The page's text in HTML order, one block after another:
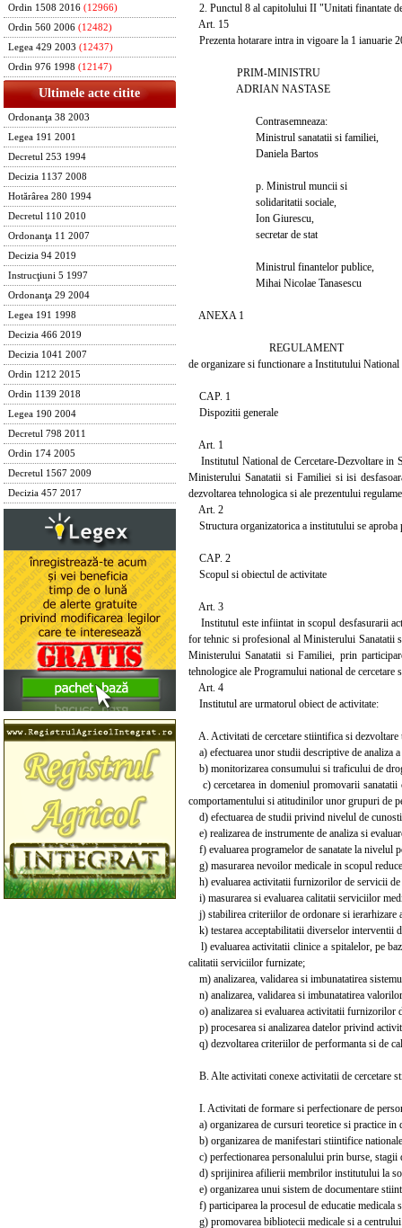
Ordin 1508 2016 (12966)
Ordin 560 2006 (12482)
Legea 429 2003 (12437)
Ordin 976 1998 (12147)
Ultimele acte citite
Ordonanţa 38 2003
Legea 191 2001
Decretul 253 1994
Decizia 1137 2008
Hotărârea 280 1994
Decretul 110 2010
Ordonanţa 11 2007
Decizia 94 2019
Instrucţiuni 5 1997
Ordonanţa 29 2004
Legea 191 1998
Decizia 466 2019
Decizia 1041 2007
Ordin 1212 2015
Ordin 1139 2018
Legea 190 2004
Decretul 798 2011
Ordin 174 2005
Decretul 1567 2009
Decizia 457 2017
2. Punctul 8 al capitolului II "Unitati finantate
Art. 15
Prezenta hotarare intra in vigoare la 1 ianuarie
PRIM-MINISTRU
ADRIAN NASTASE
Contrasemneaza:
Ministrul sanatatii si familiei,
Daniela Bartos
p. Ministrul muncii si
solidaritatii sociale,
Ion Giurescu,
secretar de stat
Ministrul finantelor publice,
Mihai Nicolae Tanasescu
ANEXA 1
REGULAMENT
de organizare si functionare a Institutului
CAP. 1
Dispozitii generale
Art. 1
Institutul National de Cercetare-Dezvoltare in
Ministerului Sanatatii si Familiei si isi
dezvoltarea tehnologica si ale prezentului
Art. 2
Structura organizatorica a institutului se
CAP. 2
Scopul si obiectul de activitate
Art. 3
Institutul este infiintat in scopul desfasurarii
for tehnic si profesional al Ministerului Sanatatii
Ministerului Sanatatii si Familiei, prin
tehnologice ale Programului national de
Art. 4
Institutul are urmatorul obiect de activitate:
A. Activitati de cercetare stiintifica si dezvoltare
a) efectuarea unor studii descriptive de analiza
b) monitorizarea consumului si traficului de
c) cercetarea in domeniul promovarii sanatatii
comportamentului si atitudinilor unor grupuri de
d) efectuarea de studii privind nivelul de
e) realizarea de instrumente de analiza si
f) evaluarea programelor de sanatate la nivelul
g) masurarea nevoilor medicale in scopul
h) evaluarea activitatii furnizorilor de servicii de
i) masurarea si evaluarea calitatii serviciilor
j) stabilirea criteriilor de ordonare si ierarhizare
k) testarea acceptabilitatii diverselor interventii
l) evaluarea activitatii clinice a spitalelor, pe
calitatii serviciilor furnizate;
m) analizarea, validarea si imbunatatirea
n) analizarea, validarea si imbunatatirea
o) analizarea si evaluarea activitatii furnizorilor
p) procesarea si analizarea datelor privind
q) dezvoltarea criteriilor de performanta si de
B. Alte activitati conexe activitatii de cercetare
I. Activitati de formare si perfectionare de
a) organizarea de cursuri teoretice si practice in
b) organizarea de manifestari stiintifice
c) perfectionarea personalului prin burse, stagii
d) sprijinirea afilierii membrilor institutului la
e) organizarea unui sistem de documentare
f) participarea la procesul de educatie medicala
g) promovarea bibliotecii medicale si a